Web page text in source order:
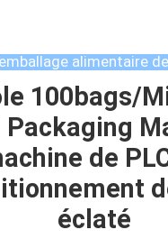
alimentaire
100bags/
Packaging
de
éclaté